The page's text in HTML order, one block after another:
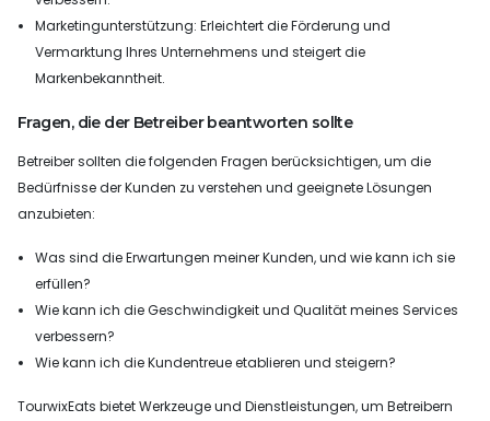
Marketingunterstützung: Erleichtert die Förderung und
Vermarktung Ihres Unternehmens und steigert die
Markenbekanntheit.
Fragen, die der Betreiber beantworten sollte
Betreiber sollten die folgenden Fragen berücksichtigen, um die
Bedürfnisse der Kunden zu verstehen und geeignete Lösungen
anzubieten:
Was sind die Erwartungen meiner Kunden, und wie kann ich sie
erfüllen?
Wie kann ich die Geschwindigkeit und Qualität meines Services
verbessern?
Wie kann ich die Kundentreue etablieren und steigern?
TourwixEats bietet Werkzeuge und Dienstleistungen, um Betreibern